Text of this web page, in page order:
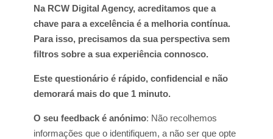
Na RCW Digital Agency, acreditamos que a
chave para a excelência é a melhoria contínua.
Para isso, precisamos da sua perspectiva sem
filtros sobre a sua experiência connosco.
Este questionário é rápido, confidencial e não
demorará mais do que 1 minuto.
O seu feedback é anónimo: Não recolhemos
informações que o identifiquem, a não ser que opte